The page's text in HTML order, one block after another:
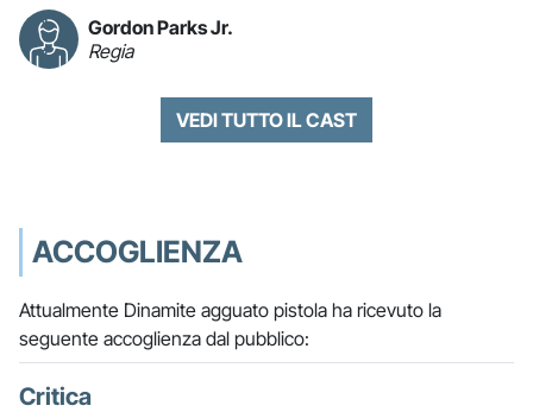
Gordon Parks Jr.
Regia
VEDI TUTTO IL CAST
ACCOGLIENZA
Attualmente Dinamite agguato pistola ha ricevuto la
seguente accoglienza dal pubblico:
Critica